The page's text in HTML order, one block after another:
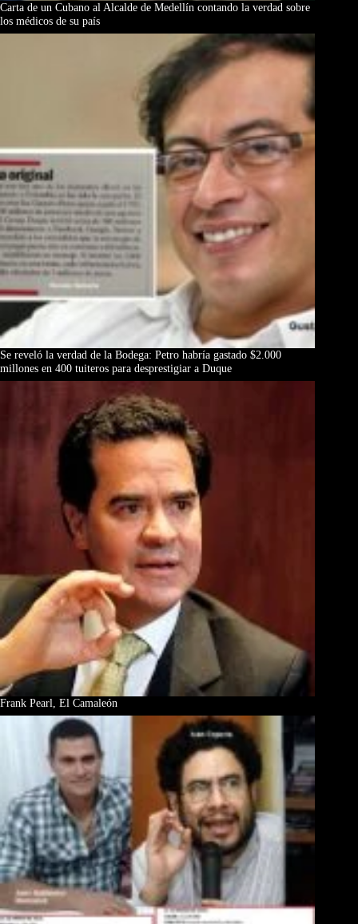
Carta de un Cubano al Alcalde de Medellín contando la verdad sobre
los médicos de su país
Se reveló la verdad de la Bodega: Petro habría gastado $2.000
millones en 400 tuiteros para desprestigiar a Duque
Frank Pearl, El Camaleón